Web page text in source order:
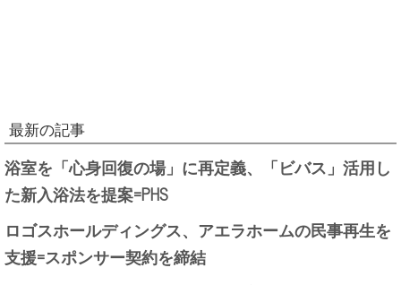
最新の記事
浴室を「心身回復の場」に再定義、「ビバス」活用し
た新入浴法を提案=PHS
ロゴスホールディングス、アエラホームの民事再生を
支援=スポンサー契約を締結